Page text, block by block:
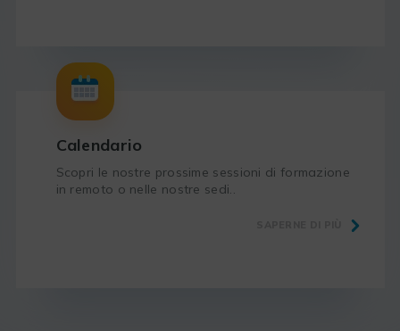
Calendario
Scopri le nostre prossime sessioni di formazione
in remoto o nelle nostre sedi..